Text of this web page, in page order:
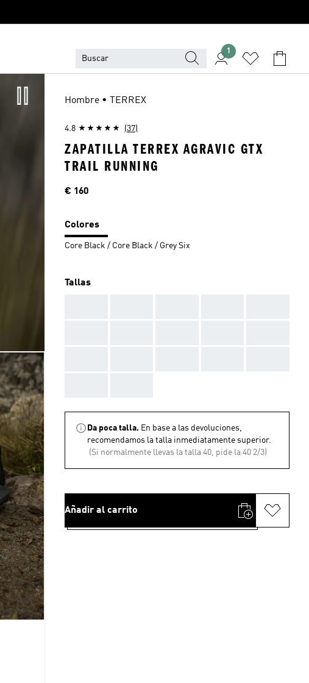
1
Hombre • TERREX
4.8 (37)
ZAPATILLA TERREX AGRAVIC GTX
TRAIL RUNNING
Precio
€ 160
Colores
Core Black / Core Black / Grey Six
Tallas
Da poca talla. En base a las devoluciones,
recomendamos la talla inmediatamente superior.
(Si normalmente llevas la talla 40, pide la 40 2/3)
Añadir al carrito